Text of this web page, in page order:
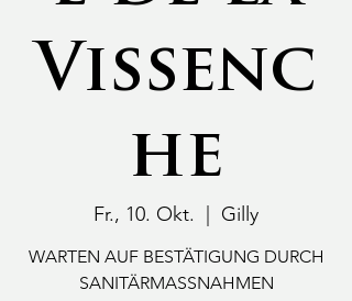
Vissenc
he
Fr., 10. Okt. Gilly
WARTEN AUF BESTÄTIGUNG DURCH
SANITÄRMASSNAHMEN